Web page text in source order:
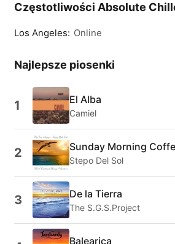
Częstotliwości Absolute
Los Angeles: Online
Najlepsze piosenki
1 El Alba
Camiel
2 Sunday Morning
Stepo Del Sol
3 De la Tierra
The S.G.S.Project
Balearica